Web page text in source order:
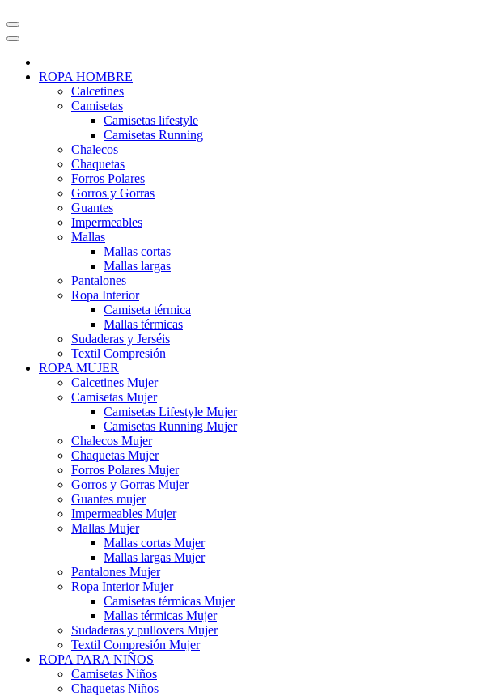
ROPA HOMBRE
Calcetines
Camisetas
Camisetas lifestyle
Camisetas Running
Chalecos
Chaquetas
Forros Polares
Gorros y Gorras
Guantes
Impermeables
Mallas
Mallas cortas
Mallas largas
Pantalones
Ropa Interior
Camiseta térmica
Mallas térmicas
Sudaderas y Jerséis
Textil Compresión
ROPA MUJER
Calcetines Mujer
Camisetas Mujer
Camisetas Lifestyle Mujer
Camisetas Running Mujer
Chalecos Mujer
Chaquetas Mujer
Forros Polares Mujer
Gorros y Gorras Mujer
Guantes mujer
Impermeables Mujer
Mallas Mujer
Mallas cortas Mujer
Mallas largas Mujer
Pantalones Mujer
Ropa Interior Mujer
Camisetas térmicas Mujer
Mallas térmicas Mujer
Sudaderas y pullovers Mujer
Textil Compresión Mujer
ROPA PARA NIÑOS
Camisetas Niños
Chaquetas Niños